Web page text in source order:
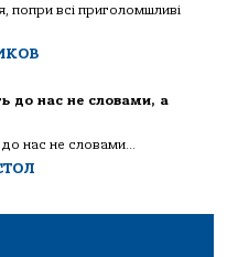
попри всі приголомшливі
до нас не словами, а
нас не словами...